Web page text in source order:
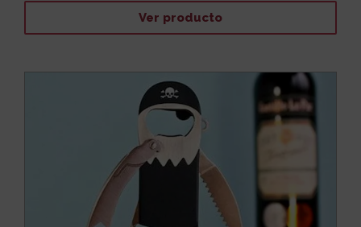
Ver producto